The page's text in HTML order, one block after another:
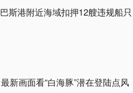
斯港附近海域扣押12艘违规船只
新画面看“白海豚”潜在登陆点风